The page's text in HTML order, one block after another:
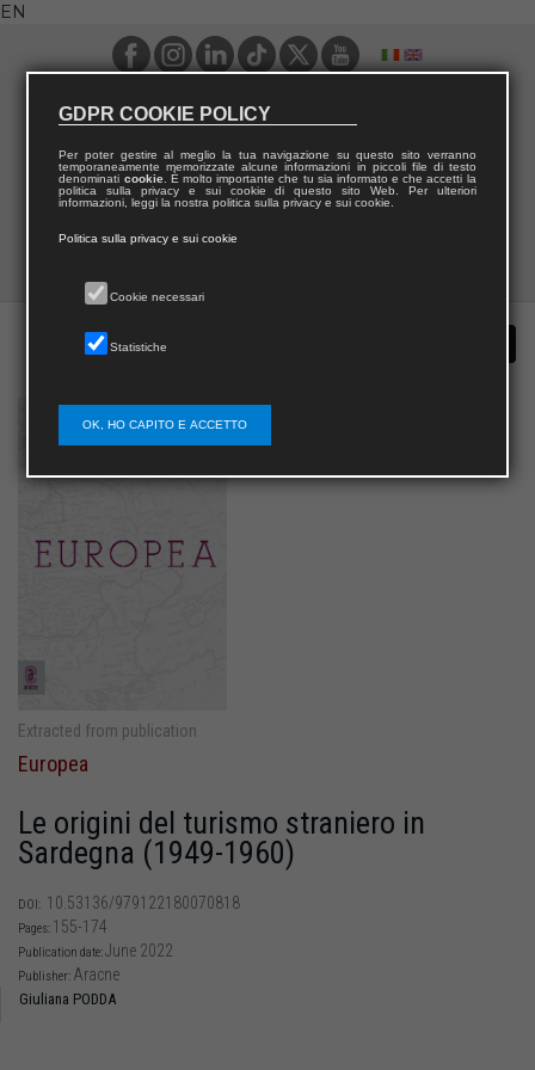
EN
Extracted from publication
Europea
Le origini del turismo straniero in
Sardegna (1949-1960)
DOI: 10.53136/979122180070818
Pages: 155-174
Publication date:June 2022
Publisher: Aracne
Giuliana PODDA
GDPR COOKIE POLICY
Per poter gestire al meglio la tua navigazione su questo sito verranno
temporaneamente memorizzate alcune informazioni in piccoli file di testo
denominati cookie. È molto importante che tu sia informato e che accetti la
politica sulla privacy e sui cookie di questo sito Web. Per ulteriori
informazioni, leggi la nostra politica sulla privacy e sui cookie.
Politica sulla privacy e sui cookie
Cookie necessari
Statistiche
OK, HO CAPITO E ACCETTO